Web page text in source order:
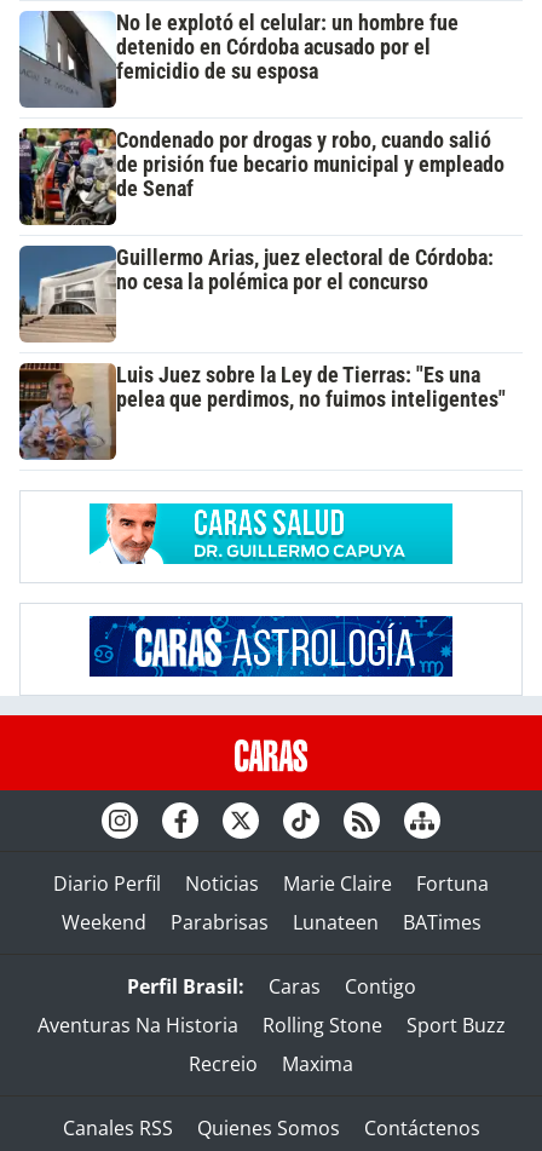
No le explotó el celular: un hombre fue
detenido en Córdoba acusado por el
femicidio de su esposa
Condenado por drogas y robo, cuando salió
de prisión fue becario municipal y empleado
de Senaf
Guillermo Arias, juez electoral de Córdoba:
no cesa la polémica por el concurso
Luis Juez sobre la Ley de Tierras: "Es una
pelea que perdimos, no fuimos inteligentes"
Diario Perfil Noticias Marie Claire
Fortuna
Weekend
Parabrisas Lunateen BATimes
Perfil Brasil: Caras
Contigo
Aventuras Na Historia
Rolling Stone
Sport Buzz
Recreio
Maxima
Canales RSS Quienes Somos Contáctenos